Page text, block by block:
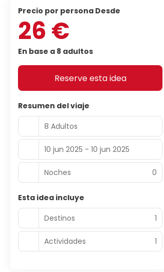
precio por persona Desde
26 €
En base a 8 adultos
Reserve esta idea
Resumen del viaje
8 Adultos
10 jun 2025 - 10 jun 2025
Noches 0
Esta idea incluye
Destinos
1
Actividades 1